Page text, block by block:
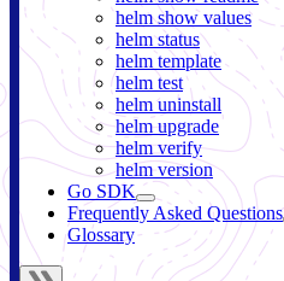
helm show values
helm status
helm template
helm test
helm uninstall
helm upgrade
helm verify
helm version
Go SDK
Frequently Asked Questions
Glossary